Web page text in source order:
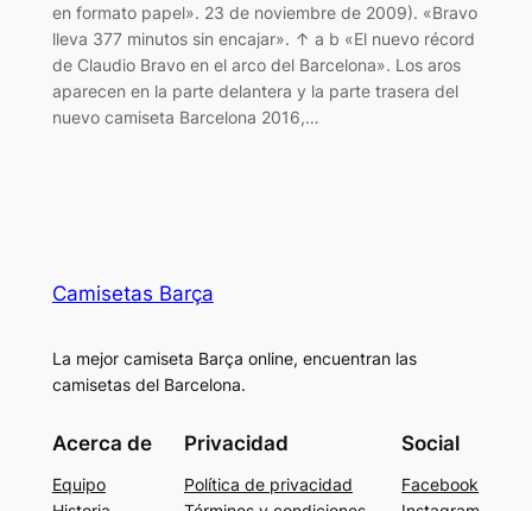
en formato papel». 23 de noviembre de 2009). «Bravo
lleva 377 minutos sin encajar». ↑ a b «El nuevo récord
de Claudio Bravo en el arco del Barcelona». Los aros
aparecen en la parte delantera y la parte trasera del
nuevo camiseta Barcelona 2016,…
Camisetas Barça
La mejor camiseta Barça online, encuentran las
camisetas del Barcelona.
Acerca de
Equipo
Privacidad
Política de privacidad
Social
Facebook